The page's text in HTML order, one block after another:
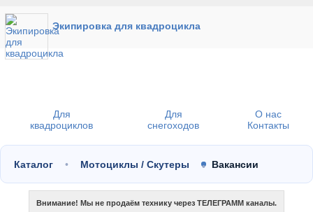
Экипировка для квадроцикла
Для
квадроциклов
Для
снегоходов
О нас
Контакты
Каталог Мотоциклы / Скутеры Вакансии
Внимание! Мы не продаём технику через ТЕЛЕГРАММ каналы.